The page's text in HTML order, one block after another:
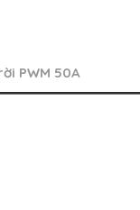
PWM 50A